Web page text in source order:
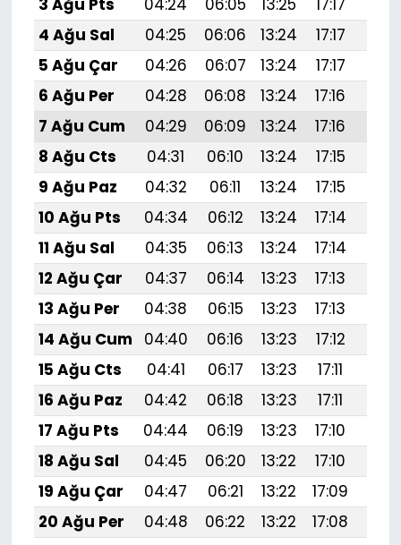
4 Ağu Sal
04:25 06:06 13:24 17:17
5 Ağu Çar
04:26 06:07 13:24 17:17
6 Ağu Per
04:28 06:08 13:24 17:16
7 Ağu Cum
04:29 06:09 13:24 17:16
8 Ağu Cts
04:31 06:10 13:24 17:15
9 Ağu Paz
04:32 06:11 13:24 17:15
10 Ağu Pts
04:34 06:12 13:24 17:14
11 Ağu Sal
04:35 06:13 13:24 17:14
12 Ağu Çar
04:37 06:14 13:23 17:13
13 Ağu Per
04:38 06:15 13:23 17:13
14 Ağu Cum
04:40 06:16 13:23 17:12
15 Ağu Cts
04:41 06:17 13:23 17:11
16 Ağu Paz
04:42 06:18 13:23 17:11
17 Ağu Pts
04:44 06:19 13:23 17:10
18 Ağu Sal
04:45 06:20 13:22 17:10
19 Ağu Çar
04:47 06:21 13:22 17:09
20 Ağu Per
04:48 06:22 13:22 17:08